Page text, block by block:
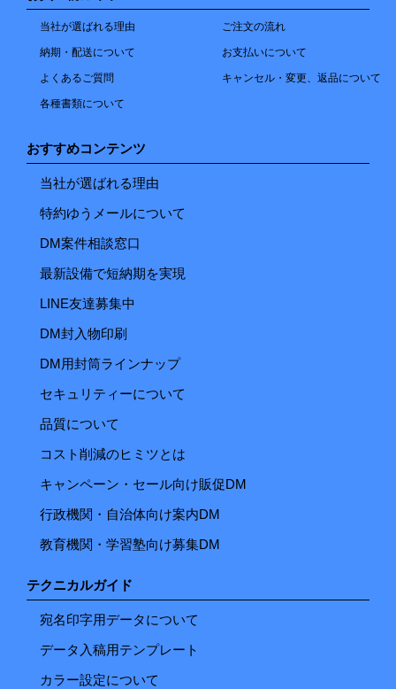
当社が選ばれる理由 ご注文の流れ
納期・配送について お支払いについて
よくあるご質問 キャンセル・変更、返品について
各種書類について
おすすめコンテンツ
当社が選ばれる理由
特約ゆうメールについて
DM案件相談窓口
最新設備で短納期を実現
LINE友達募集中
DM封入物印刷
DM用封筒ラインナップ
セキュリティーについて
品質について
コスト削減のヒミツとは
キャンペーン・セール向け販促DM
行政機関・自治体向け案内DM
教育機関・学習塾向け募集DM
テクニカルガイド
宛名印字用データについて
データ入稿用テンプレート
カラー設定について